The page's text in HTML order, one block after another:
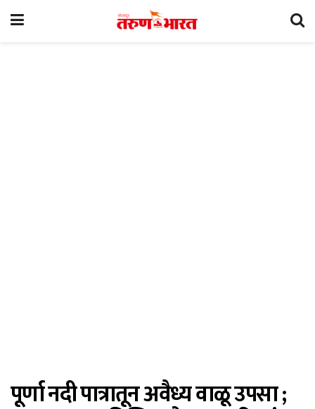
पूर्णा नदी पात्रातून अवैध्य वाळू उपसा ;